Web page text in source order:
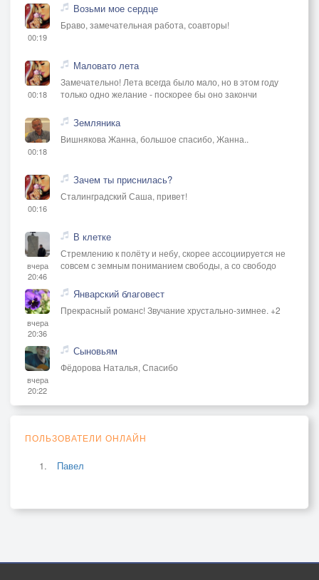
00:19
Возьми мое сердце
Браво, замечательная работа, соавторы!
00:18
Маловато лета
Замечательно! Лета всегда было мало, но в этом году
только одно желание - поскорее бы оно закончи
00:18
Земляника
Вишнякова Жанна, большое спасибо, Жанна..
00:16
Зачем ты приснилась?
Сталинградский Саша, привет!
вчера
20:46
В клетке
Стремлению к полёту и небу, скорее ассоциируется не
совсем с земным пониманием свободы, а со свободо
вчера
20:36
Январский благовест
Прекрасный романс! Звучание хрустально-зимнее. +2
вчера
20:22
Сыновьям
Фёдорова Наталья, Спасибо
ПОЛЬЗОВАТЕЛИ ОНЛАЙН
Павел